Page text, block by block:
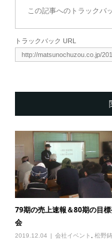
この記事へのトラックバ
トラックバック URL
79期の売上速報＆80期の目
会
2019.12.04 会社イベント
松野